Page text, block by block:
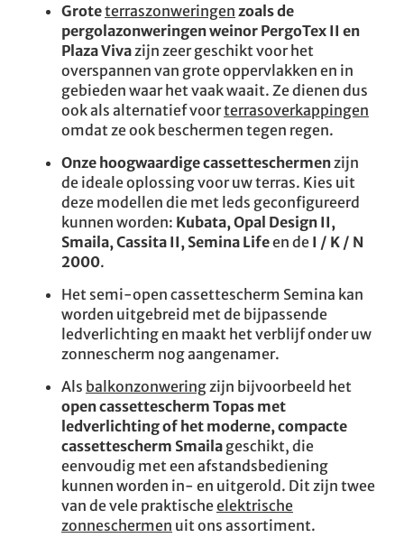
Groteterraszonweringen zoals de
pergolazonweringen weinor PergoTex II en
Plaza Viva zijn zeer geschikt voor het
overspannen van grote oppervlakken en in
gebieden waar het vaak waait. Ze dienen dus
ook als alternatief voorterrasoverkappingen
omdat ze ook beschermen tegen regen.
Onze hoogwaardige cassetteschermen zijn
de ideale oplossing voor uw terras. Kies uit
deze modellen die met leds geconfigureerd
kunnen worden: Kubata, Opal Design II,
Smaila, Cassita II, Semina Lifeen de I / K / N
2000.
Het semi-open cassettescherm Semina kan
worden uitgebreid met de bijpassende
ledverlichting en maakt het verblijf onder uw
zonnescherm nog aangenamer.
Als balkonzonwering zijn bijvoorbeeld het
open cassettescherm Topas met
ledverlichting of het moderne, compacte
cassettescherm Smaila geschikt, die
eenvoudig met een afstandsbediening
kunnen worden in- en uitgerold. Dit zijn twee
van de vele praktischeelektrische
zonneschermen uit ons assortiment.